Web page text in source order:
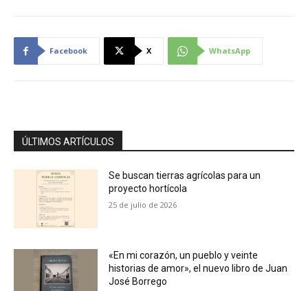
Facebook X WhatsApp
ÚLTIMOS ARTÍCULOS
Se buscan tierras agrícolas para un
proyecto hortícola
25 de julio de 2026
«En mi corazón, un pueblo y veinte
historias de amor», el nuevo libro de Juan
José Borrego